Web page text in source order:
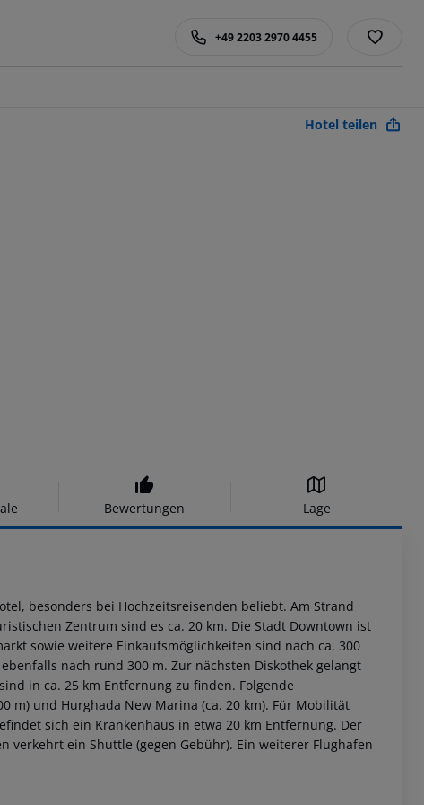
+49 2203 2970 4455
Hotel teilen
Bewertungen Lage
besonders bei Hochzeitsreisenden beliebt. Am Strand
Zentrum sind es ca. 20 km. Die Stadt Downtown ist
sowie weitere Einkaufsmöglichkeiten sind nach ca. 300
nach rund 300 m. Zur nächsten Diskothek gelangt
in ca. 25 km Entfernung zu finden. Folgende
m) und Hurghada New Marina (ca. 20 km). Für Mobilität
sich ein Krankenhaus in etwa 20 km Entfernung. Der
verkehrt ein Shuttle (gegen Gebühr). Ein weiterer Flughafen